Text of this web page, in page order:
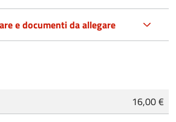
e documenti da allegare
16,00 €